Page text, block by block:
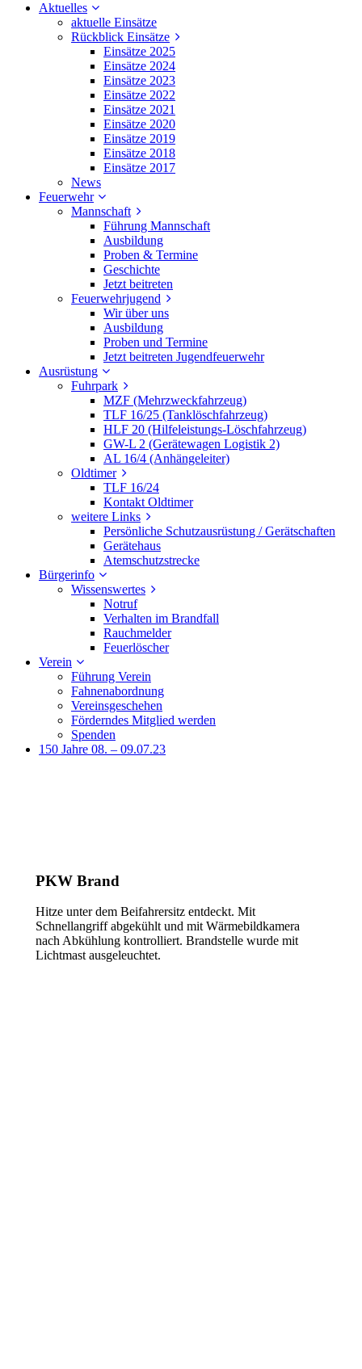
Aktuelles
aktuelle Einsätze
Rückblick Einsätze
Einsätze 2025
Einsätze 2024
Einsätze 2023
Einsätze 2022
Einsätze 2021
Einsätze 2020
Einsätze 2019
Einsätze 2018
Einsätze 2017
News
Feuerwehr
Mannschaft
Führung Mannschaft
Ausbildung
Proben & Termine
Geschichte
Jetzt beitreten
Feuerwehrjugend
Wir über uns
Ausbildung
Proben und Termine
Jetzt beitreten Jugendfeuerwehr
Ausrüstung
Fuhrpark
MZF (Mehrzweckfahrzeug)
TLF 16/25 (Tanklöschfahrzeug)
HLF 20 (Hilfeleistungs-Löschfahrzeug)
GW-L 2 (Gerätewagen Logistik 2)
AL 16/4 (Anhängeleiter)
Oldtimer
TLF 16/24
Kontakt Oldtimer
weitere Links
Persönliche Schutzausrüstung / Gerätschaften
Gerätehaus
Atemschutzstrecke
Bürgerinfo
Wissenswertes
Notruf
Verhalten im Brandfall
Rauchmelder
Feuerlöscher
Verein
Führung Verein
Fahnenabordnung
Vereinsgeschehen
Förderndes Mitglied werden
Spenden
150 Jahre 08. – 09.07.23
PKW Brand
Hitze unter dem Beifahrersitz entdeckt. Mit
Schnellangriff abgekühlt und mit Wärmebildkamera
nach Abkühlung kontrolliert. Brandstelle wurde mit
Lichtmast ausgeleuchtet.